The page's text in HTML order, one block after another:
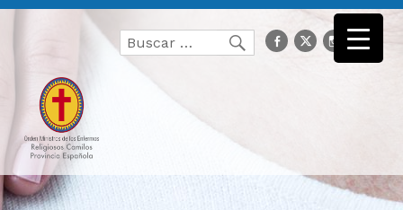
Buscar
por:
Buscarfacebook
Twitter